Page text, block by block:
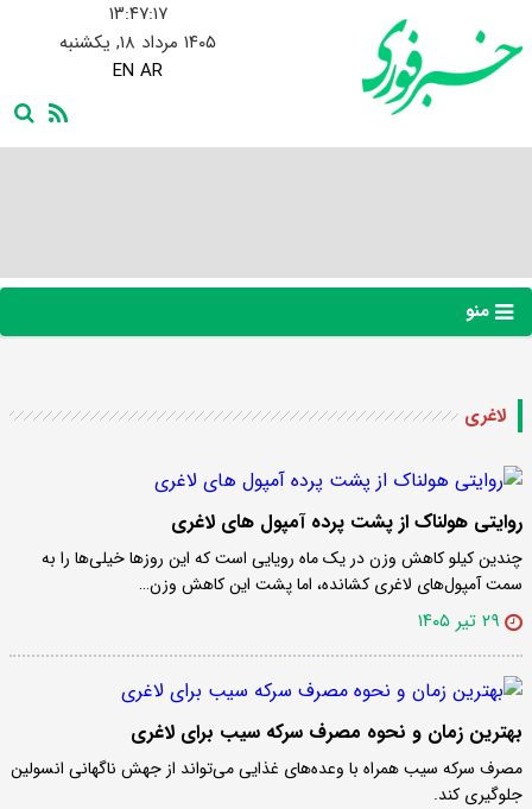
۱۳:۴۷:۱۷
۱۴۰۵ مرداد ۱۸, یکشنبه
EN AR
منو
لاغری
روایتی هولناک از پشت پرده آمپول های لاغری
چندین کیلو کاهش وزن در یک ماه رویایی است که این روزها خیلی‌ها را به
سمت آمپول‌های لاغری کشانده، اما پشت این کاهش وزن…
۲۹ تیر ۱۴۰۵
بهترین زمان و نحوه مصرف سرکه سیب برای لاغری
مصرف سرکه سیب همراه با وعده‌های غذایی می‌تواند از جهش ناگهانی انسولین
جلوگیری کند.